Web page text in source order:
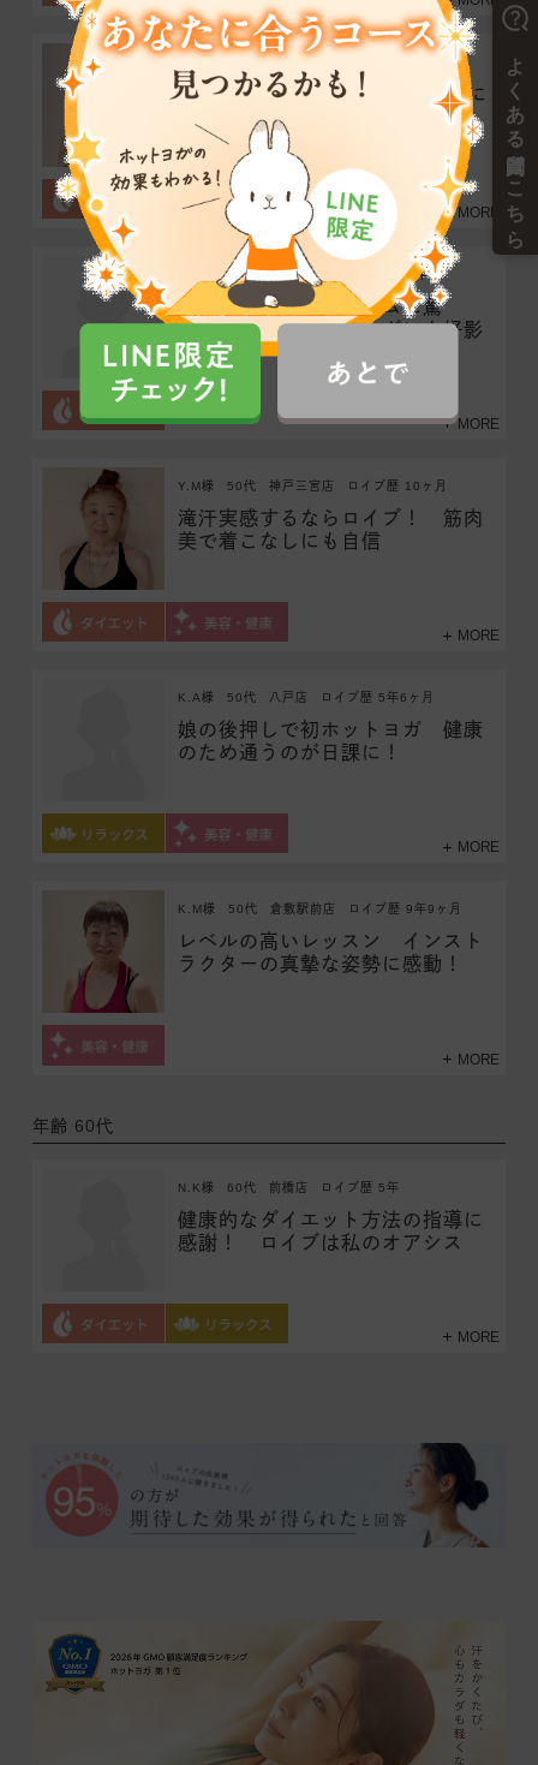
50代 倉敷駅前店
約半年で11キロ減量！心にも体に
もいいこと尽くし！
MORE
50代 神戸三宮店 ロイブ歴 4年
楽しく豊富なプログラムに驚
き！ 趣味のダイビングにも好影
響！
MORE
Y.M様 50代 神戸三宮店 ロイブ歴 10ヶ月
滝汗実感するならロイブ！ 筋肉
美で着こなしにも自信
MORE
K.A様 50代 八戸店 ロイブ歴 5年6ヶ月
娘の後押しで初ホットヨガ 健康
のため通うのが日課に！
MORE
K.M様 50代 倉敷駅前店 ロイブ歴 9年9ヶ月
レベルの高いレッスン インスト
ラクターの真摯な姿勢に感動！
MORE
年齢 60代
N.K様 60代 前橋店 ロイブ歴 5年
健康的なダイエット方法の指導に
感謝！ ロイブは私のオアシス
MORE